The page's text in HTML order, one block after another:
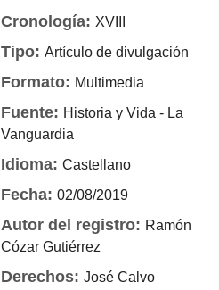
Cronología:XVIII
Tipo:Artículo de divulgación
Formato: Multimedia
Fuente: Historia y Vida - La
Vanguardia
Idioma:Castellano
Fecha:02/08/2019
Autor del registro: Ramón
Cózar Gutiérrez
Derechos:José Calvo